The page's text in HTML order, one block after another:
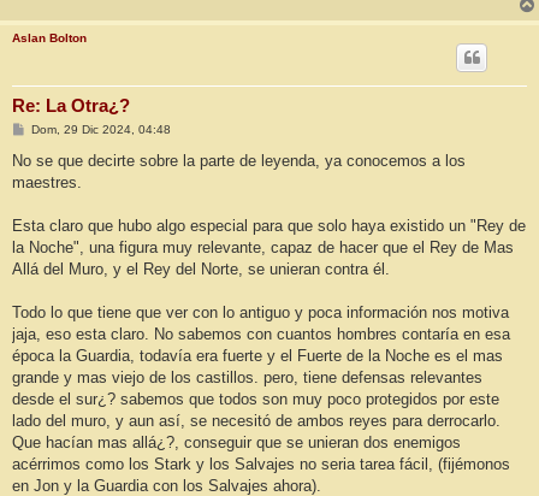
Aslan Bolton
Re: La Otra¿?
M
n
a
Dom, 29 Dic 2024, 04:48
No se que decirte sobre la parte de leyenda, ya conocemos a los
maestres.
Esta claro que hubo algo especial para que solo haya existido un "Rey de
la Noche", una figura muy relevante, capaz de hacer que el Rey de Mas
Allá del Muro, y el Rey del Norte, se unieran contra él.
Todo lo que tiene que ver con lo antiguo y poca información nos motiva
jaja, eso esta claro. No sabemos con cuantos hombres contaría en esa
época la Guardia, todavía era fuerte y el Fuerte de la Noche es el mas
grande y mas viejo de los castillos. pero, tiene defensas relevantes
desde el sur¿? sabemos que todos son muy poco protegidos por este
lado del muro, y aun así, se necesitó de ambos reyes para derrocarlo.
Que hacían mas allá¿?, conseguir que se unieran dos enemigos
acérrimos como los Stark y los Salvajes no seria tarea fácil, (fijémonos
en Jon y la Guardia con los Salvajes ahora).